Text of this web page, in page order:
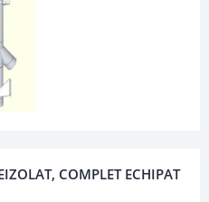
COMPLET ECHIPAT